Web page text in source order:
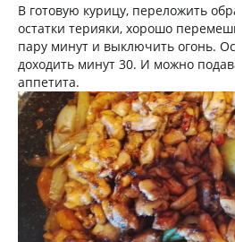
В готовую курицу, переложить
остатки терияки, хорошо
пару минут и выключить огонь.
доходить минут 30. И можно
аппетита.